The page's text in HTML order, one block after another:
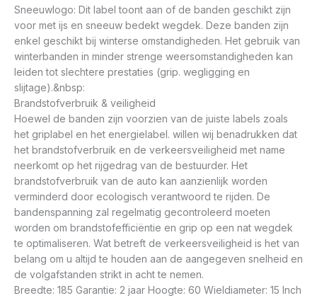
Sneeuwlogo: Dit label toont aan of de banden geschikt zijn
voor met ijs en sneeuw bedekt wegdek. Deze banden zijn
enkel geschikt bij winterse omstandigheden. Het gebruik van
winterbanden in minder strenge weersomstandigheden kan
leiden tot slechtere prestaties (grip. wegligging en
slijtage).&nbsp:
Brandstofverbruik & veiligheid
Hoewel de banden zijn voorzien van de juiste labels zoals
het griplabel en het energielabel. willen wij benadrukken dat
het brandstofverbruik en de verkeersveiligheid met name
neerkomt op het rijgedrag van de bestuurder. Het
brandstofverbruik van de auto kan aanzienlijk worden
verminderd door ecologisch verantwoord te rijden. De
bandenspanning zal regelmatig gecontroleerd moeten
worden om brandstofefficiëntie en grip op een nat wegdek
te optimaliseren. Wat betreft de verkeersveiligheid is het van
belang om u altijd te houden aan de aangegeven snelheid en
de volgafstanden strikt in acht te nemen.
Breedte: 185 Garantie: 2 jaar Hoogte: 60 Wieldiameter: 15 Inch